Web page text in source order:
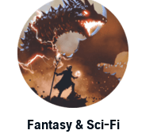
Fantasy & Sci-Fi